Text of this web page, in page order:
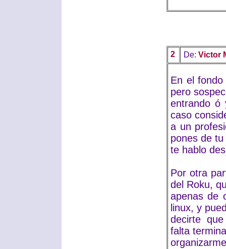
2 De: Victor
En el
pero
entrando ó
caso
a un
pones de
te hablo
Por otra
del Roku,
apenas de
linux, y
decirte
falta